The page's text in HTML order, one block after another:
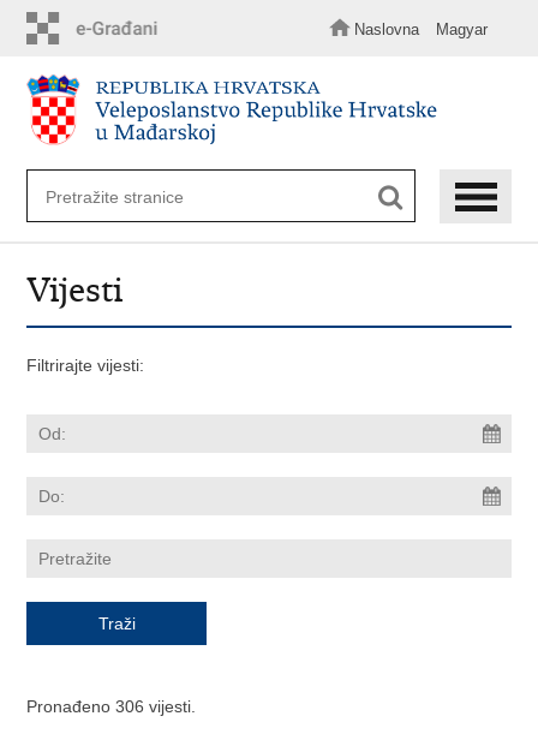
sadržaj
Naslovna Magyar
Vijesti
Filtrirajte vijesti:
Pronađeno 306 vijesti.